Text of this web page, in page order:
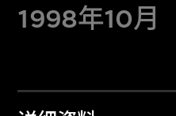
1998年10月